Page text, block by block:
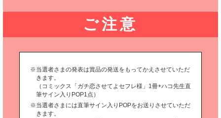
ご注意
当選者さまの発表は賞品の発送をもってかえさせていただ
きます。
（コミックス「ガチ恋させてよセフレ様」1冊+ハコ先生直
筆サイン入りPOP1点）
当選者さまには直筆サイン入りPOPをお送りさせていただ
きます。